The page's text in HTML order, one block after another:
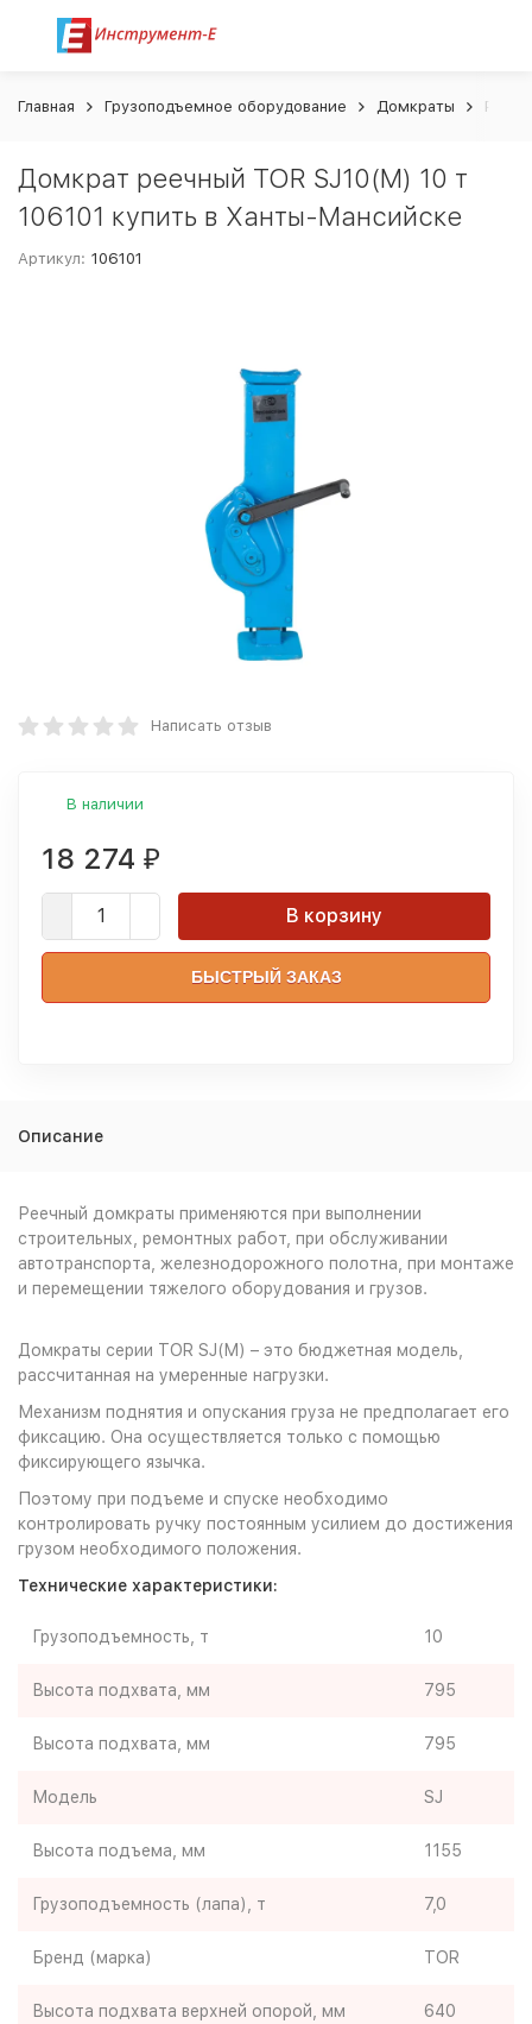
Главная Грузоподъемное оборудование Домкраты
Домкрат реечный TOR SJ10(M) 10 т
106101 купить в Ханты-Мансийске
Артикул: 106101
Написать отзыв
В наличии
18 274 ₽
В корзину
БЫСТРЫЙ ЗАКАЗ
Описание
Реечный домкраты применяются при выполнении
строительных, ремонтных работ, при обслуживании
автотранспорта, железнодорожного полотна, при монтаже
и перемещении тяжелого оборудования и грузов.
Домкраты серии TOR SJ(M) – это бюджетная модель,
рассчитанная на умеренные нагрузки.
Механизм поднятия и опускания груза не предполагает его
фиксацию. Она осуществляется только с помощью
фиксирующего язычка.
Поэтому при подъеме и спуске необходимо
контролировать ручку постоянным усилием до достижения
грузом необходимого положения.
Технические характеристики:
Грузоподъемность, т 10
Высота подхвата, мм 795
Высота подхвата, мм 795
Модель SJ
Высота подъема, мм 1155
Грузоподъемность (лапа), т 7,0
Бренд (марка) TOR
Высота подхвата верхней опорой, мм 640